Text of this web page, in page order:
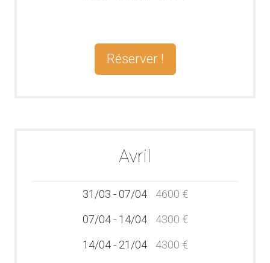
Réserver !
Avril
31/03 - 07/04
4600 €
07/04 - 14/04
4300 €
14/04 - 21/04
4300 €